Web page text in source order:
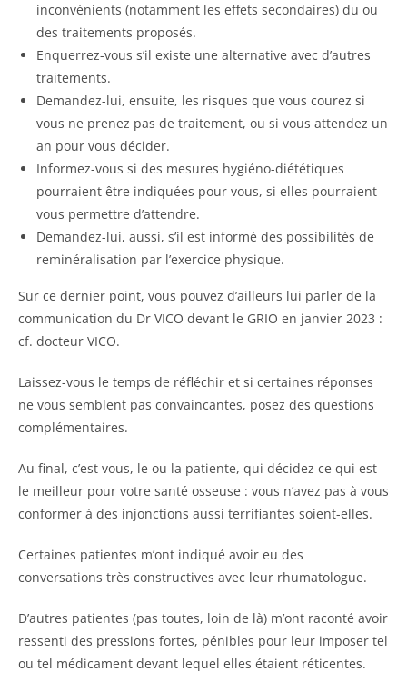
inconvénients (notamment les effets secondaires) du ou
des traitements proposés.
Enquerrez-vous s’il existe une alternative avec d’autres
traitements.
Demandez-lui, ensuite, les risques que vous courez si
vous ne prenez pas de traitement, ou si vous attendez un
an pour vous décider.
Informez-vous si des mesures hygiéno-diététiques
pourraient être indiquées pour vous, si elles pourraient
vous permettre d’attendre.
Demandez-lui, aussi, s’il est informé des possibilités de
reminéralisation par l’exercice physique.
Sur ce dernier point, vous pouvez d’ailleurs lui parler de la
communication du Dr VICO devant le GRIO en janvier 2023 :
cf. docteur VICO.
Laissez-vous le temps de réfléchir et si certaines réponses
ne vous semblent pas convaincantes, posez des questions
complémentaires.
Au final, c’est vous, le ou la patiente, qui décidez ce qui est
le meilleur pour votre santé osseuse : vous n’avez pas à vous
conformer à des injonctions aussi terrifiantes soient-elles.
Certaines patientes m’ont indiqué avoir eu des
conversations très constructives avec leur rhumatologue.
D’autres patientes (pas toutes, loin de là) m’ont raconté avoir
ressenti des pressions fortes, pénibles pour leur imposer tel
ou tel médicament devant lequel elles étaient réticentes.